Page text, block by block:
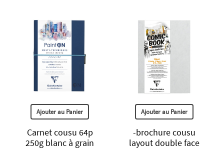
Ajouter au Panier
Carnet cousu 64p
250g blanc à grain
Ajouter au Panier
-brochure cousu
layout double face